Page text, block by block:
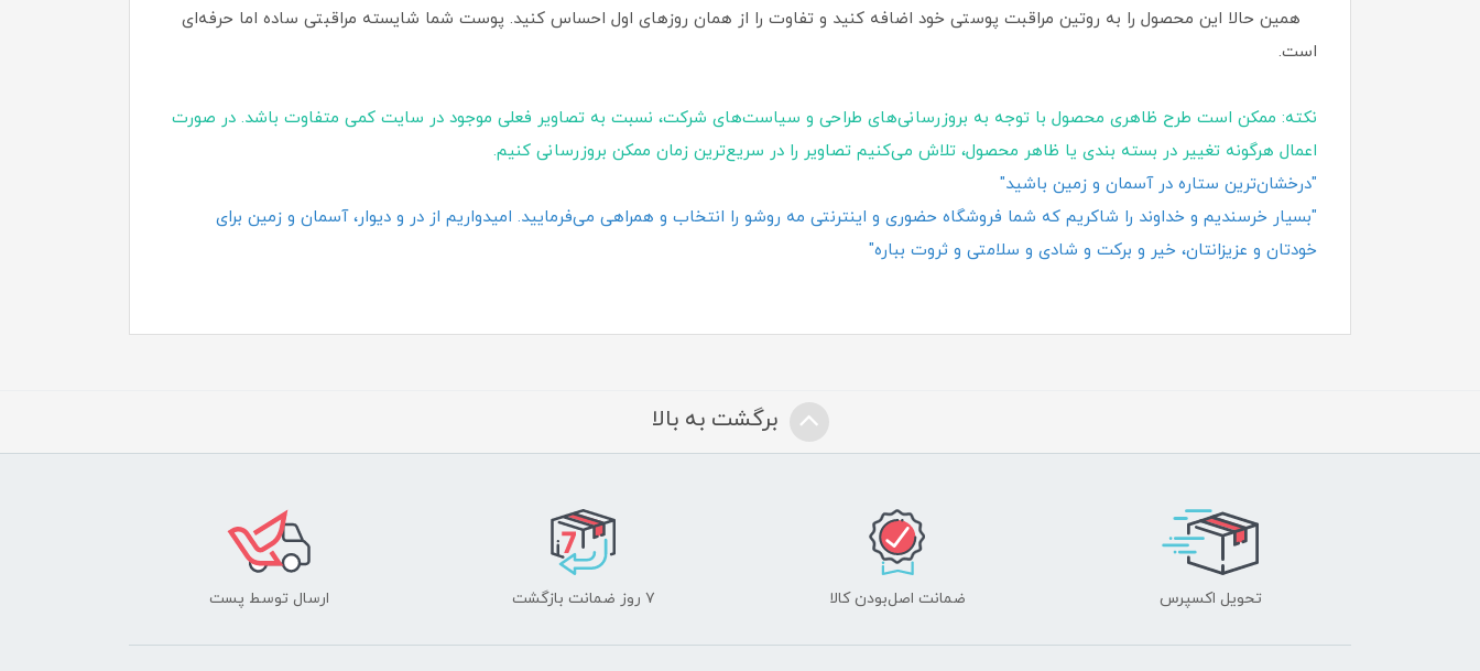
همین حالا این محصول را به روتین مراقبت پوستی خود اضافه کنید و تفاوت را از همان روزهای اول احساس کنید. پوست شما شایسته مراقبتی ساده اما حرفه‌ای
است.
نکته: ممکن است طرح ظاهری محصول با توجه به بروزرسانی‌های طراحی و سیاست‌های شرکت، نسبت به تصاویر فعلی موجود در سایت کمی متفاوت باشد. در صورت
اعمال هرگونه تغییر در بسته‌ بندی یا ظاهر محصول، تلاش می‌کنیم تصاویر را در سریع‌ترین زمان ممکن بروزرسانی کنیم.
"درخشان‌ترین ستاره در آسمان و زمین باشید"
"بسیار خرسندیم و خداوند را شاکریم که شما فروشگاه حضوری و اینترنتی مه روشو را انتخاب و همراهی می‌فرمایید. امیدواریم از در و دیوار، آسمان و زمین برای
خودتان و عزیزانتان، خیر و برکت و شادی و سلامتی و ثروت بباره"
برگشت به بالا
تحویل اکسپرس ضمانت اصل‌بودن کالا ۷ روز ضمانت بازگشت ارسال توسط پست